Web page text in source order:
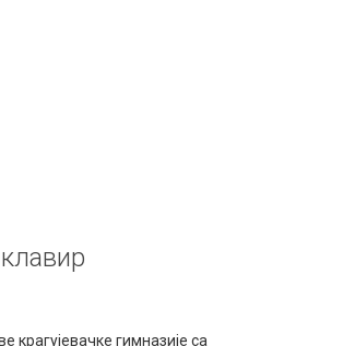
крагујевачке гимназије са